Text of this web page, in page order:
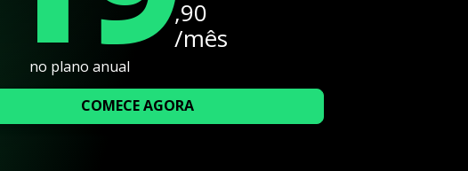
,90
/mês
no plano anual
COMECE AGORA